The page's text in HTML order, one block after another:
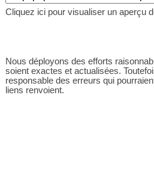
Cliquez ici pour visualiser un aperçu
Nous déployons des efforts
soient exactes et actualisées.
responsable des erreurs qui
liens renvoient.